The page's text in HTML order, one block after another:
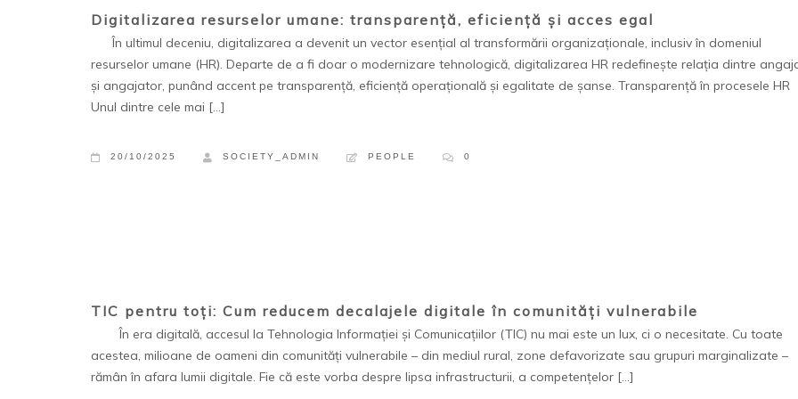
Digitalizarea resurselor umane: transparență, eficiență și acces egal
În ultimul deceniu, digitalizarea a devenit un vector esențial al transformării organizaționale, inclusiv în domeniul
resurselor umane (HR). Departe de a fi doar o modernizare tehnologică, digitalizarea HR redefinește relația dintre
și angajator, punând accent pe transparență, eficiență operațională și egalitate de șanse. Transparență în procesele HR
Unul dintre cele mai […]
20/10/2025 SOCIETY_ADMIN PEOPLE 0
TIC pentru toți: Cum reducem decalajele digitale în comunități vulnerabile
În era digitală, accesul la Tehnologia Informației și Comunicațiilor (TIC) nu mai este un lux, ci o necesitate. Cu toate
acestea, milioane de oameni din comunități vulnerabile – din mediul rural, zone defavorizate sau grupuri marginalizate –
rămân în afara lumii digitale. Fie că este vorba despre lipsa infrastructurii, a competențelor […]